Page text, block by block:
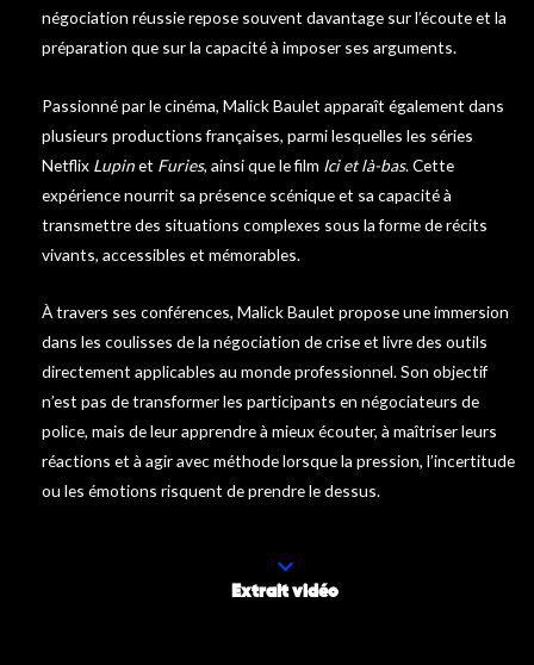
négociation réussie repose souvent davantage sur l’écoute et la
préparation que sur la capacité à imposer ses arguments.
Passionné par le cinéma, Malick Baulet apparaît également dans
plusieurs productions françaises, parmi lesquelles les séries
Netflix Lupinet Furies, ainsi que le film Ici et là-bas. Cette
expérience nourrit sa présence scénique et sa capacité à
transmettre des situations complexes sous la forme de récits
vivants, accessibles et mémorables.
À travers ses conférences, Malick Baulet propose une immersion
dans les coulisses de la négociation de crise et livre des outils
directement applicables au monde professionnel. Son objectif
n’est pas de transformer les participants en négociateurs de
police, mais de leur apprendre à mieux écouter, à maîtriser leurs
réactions et à agir avec méthode lorsque la pression, l’incertitude
ou les émotions risquent de prendre le dessus.
Extrait vidéo